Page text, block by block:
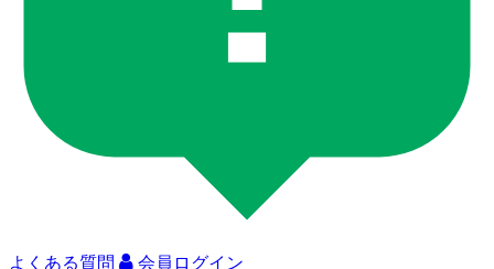
よくある質問 会員ログイン